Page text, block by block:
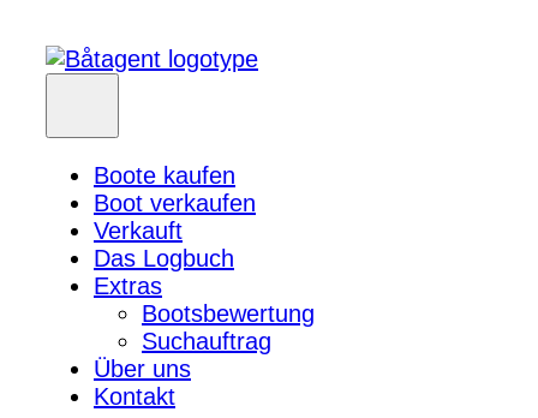
Boote kaufen
Boot verkaufen
Verkauft
Das Logbuch
Extras
Bootsbewertung
Suchauftrag
Über uns
Kontakt